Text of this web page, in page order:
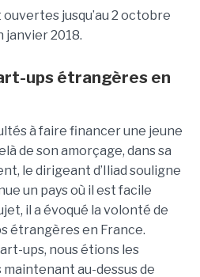
jusqu’au 2 octobre
janvier 2018.
ups étrangères en
à faire financer une jeune
de son amorçage, dans sa
le dirigeant d’Iliad souligne
un pays où il est facile
il a évoqué la volonté de
étrangères en France.
ups, nous étions les
au-dessus de